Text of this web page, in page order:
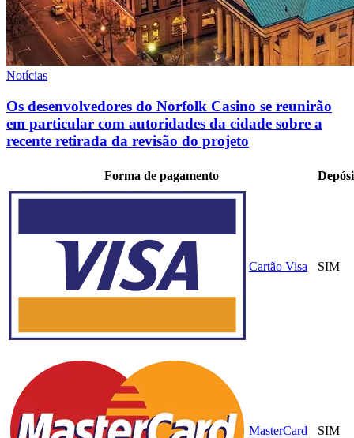
Notícias
Os desenvolvedores do Norfolk Casino se reunirão
em particular com autoridades da cidade sobre a
recente retirada da revisão do projeto
Forma de pagamento
Cartão Visa SIM
MasterCard SIM